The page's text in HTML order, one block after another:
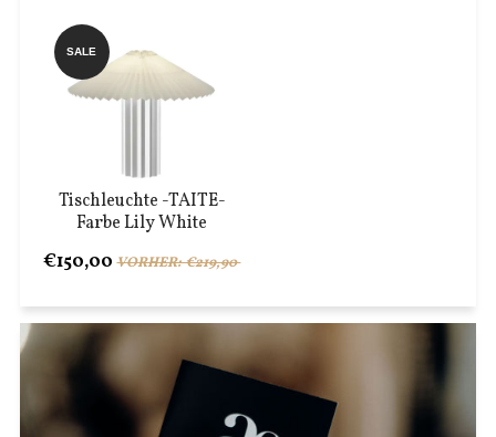
Tischleuchte -TAITE-
Farbe Lily White
SALE
€150,00 VORHER: €219,90